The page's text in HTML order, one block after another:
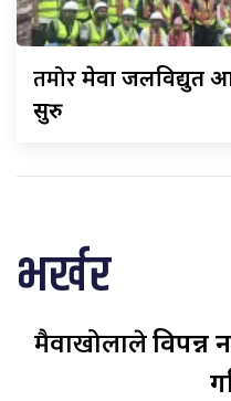
तमोरमेवा जलविद्युत
सुरु
भर्खर
मैवाखोलालेविपन्न